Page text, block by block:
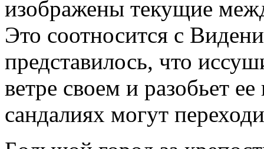
изображены текущие
Это соотносится с
представилось, что
ветре своем и разобьет
сандалиях могут